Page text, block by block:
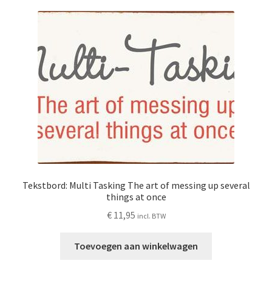
Tekstbord: Multi Tasking The art of messing up several
things at once
€11,95 incl. BTW
Toevoegen aan winkelwagen